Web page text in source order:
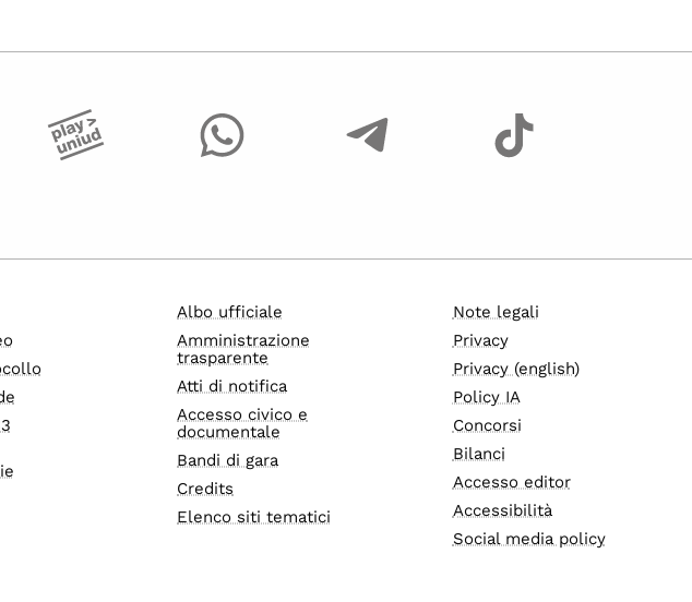
Albo ufficiale
Amministrazione
trasparente
Atti di notifica
Accesso civico e
documentale
Bandi di gara
Credits
Elenco siti tematici
Note legali
Privacy
Privacy (english)
Policy IA
Concorsi
Bilanci
Accesso editor
Accessibilità
Social media policy